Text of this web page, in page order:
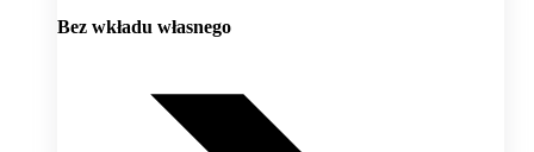
Bez wkładu własnego